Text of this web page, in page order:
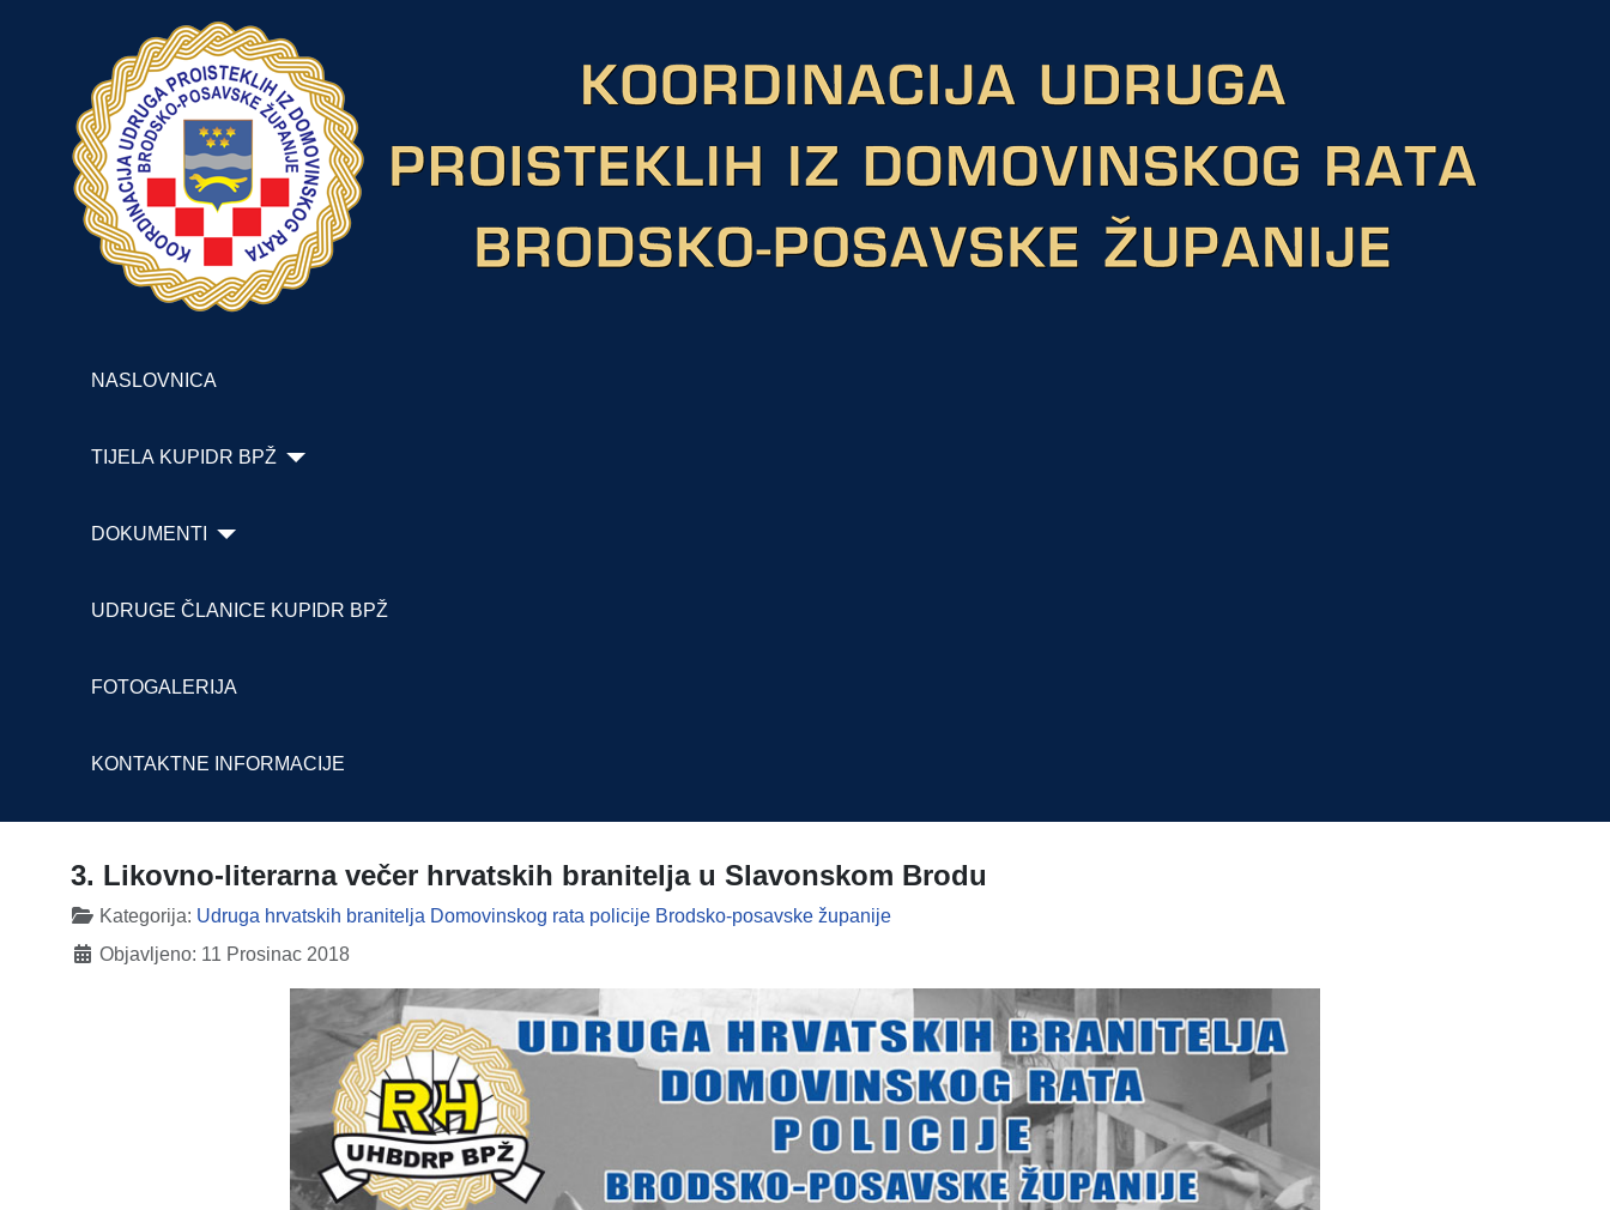
NASLOVNICA
TIJELA KUPIDR BPŽ
DOKUMENTI
UDRUGE ČLANICE KUPIDR BPŽ
FOTOGALERIJA
KONTAKTNE INFORMACIJE
3. Likovno-literarna večer hrvatskih branitelja u Slavonskom Brodu
DetaljiKategorija: Udruga hrvatskih branitelja Domovinskog rata policije Brodsko-posavske županije
Objavljeno: 11 Prosinac 2018